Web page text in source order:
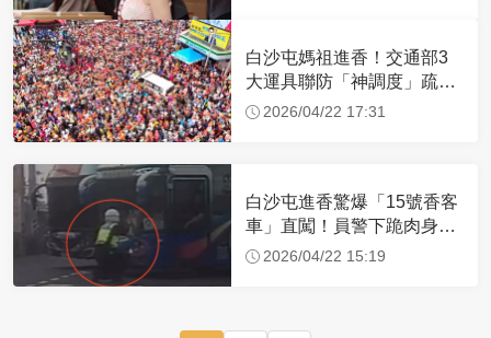
白沙屯媽祖進香！交通部3
大運具聯防「神調度」疏運
32.1萬創新高
2026/04/22 17:31
白沙屯進香驚爆「15號香客
車」直闖！員警下跪肉身擋
車：讓行人先過
2026/04/22 15:19